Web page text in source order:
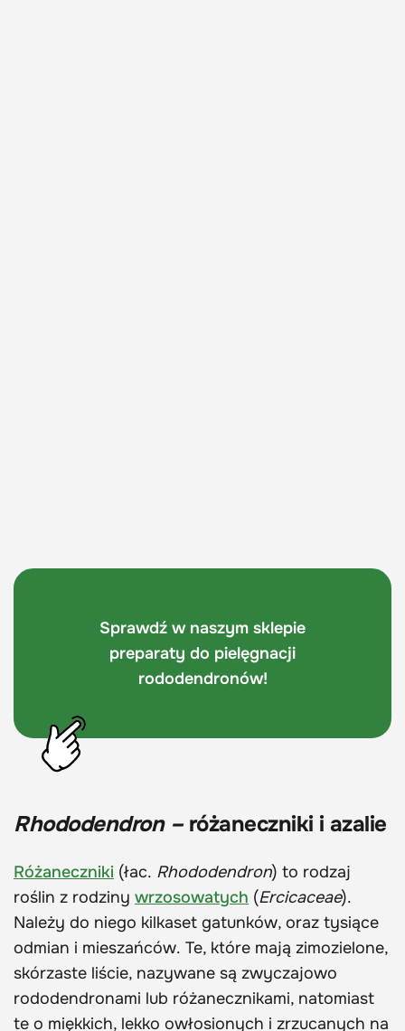
Sprawdź w naszym sklepie
preparaty do pielęgnacji
rododendronów!
Rhododendron –różaneczniki i azalie
Różaneczniki (łac. Rhododendron) to rodzaj
roślin z rodziny wrzosowatych (Ercicaceae).
Należy do niego kilkaset gatunków, oraz tysiące
odmian i mieszańców. Te, które mają zimozielone,
skórzaste liście, nazywane są zwyczajowo
rododendronami lub różanecznikami, natomiast
te o miękkich, lekko owłosionych i zrzucanych na